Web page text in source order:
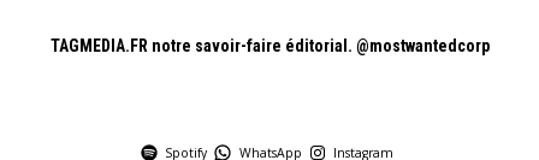
TAGMEDIA.FR notre savoir-faire éditorial. @mostwantedcorp
Spotify WhatsApp Instagram